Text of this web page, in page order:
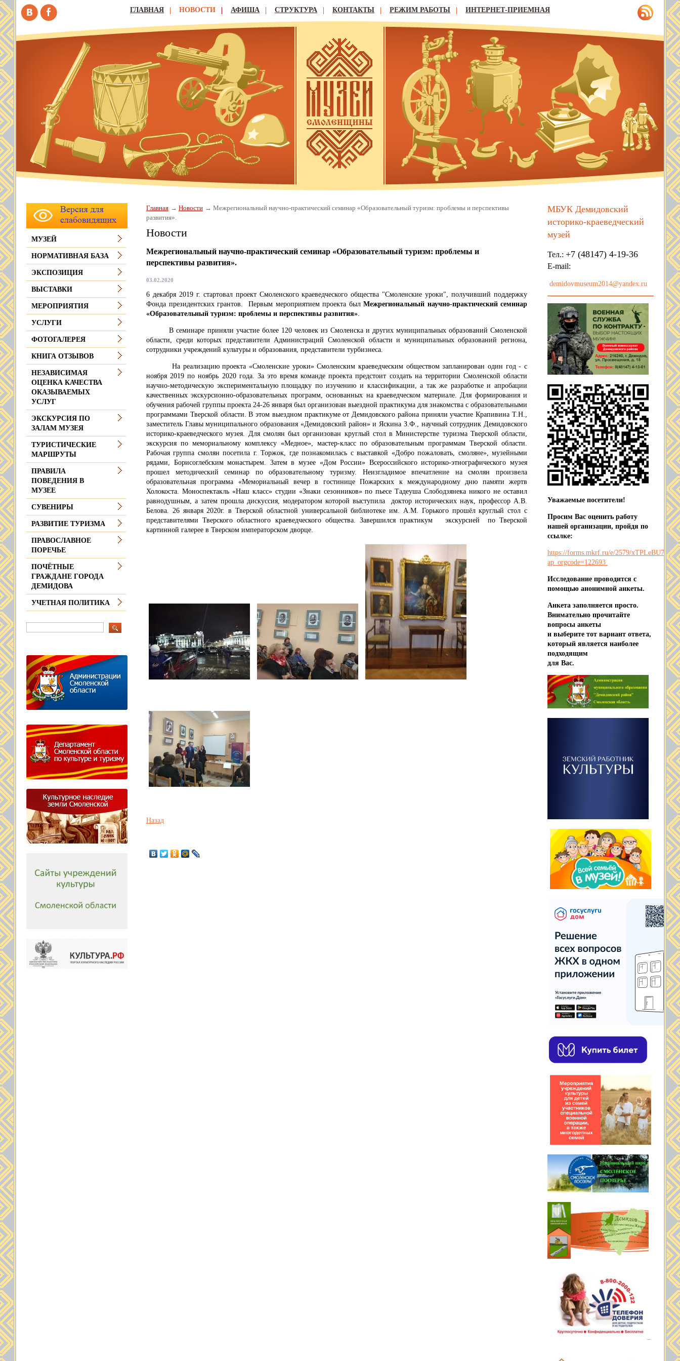
ГЛАВНАЯ НОВОСТИ АФИША СТРУКТУРА КОНТАКТЫ РЕЖИМ РАБОТЫ ИНТЕРНЕТ-ПРИЕМНАЯ
Главная Новости
Межрегиональный научно-практический семинар «Образовательный туризм: проблемы и перспективы
развития».
Новости
Межрегиональный научно-практический семинар «Образовательный туризм: проблемы и
перспективы развития».
03.02.2020
6 декабря 2019 г. стартовал проект Смоленского краеведческого общества "Смоленские уроки", получивший поддержку
Фонда президентских грантов. Первым мероприятием проекта был Межрегиональный научно-практический семинар
«Образовательный туризм: проблемы и перспективы развития»
В семинаре приняли участие более 120 человек из Смоленска и других муниципальных образований Смоленской
области, среди которых представители Администраций Смоленской области и муниципальных образований региона,
сотрудники учреждений культуры и образования, представители турбизнеса.
На реализацию проекта «Смоленские уроки» Смоленским краеведческим обществом запланирован один год - с
ноября 2019 по ноябрь 2020 года. За это время команде проекта предстоит создать на территории Смоленской области
научно-методическую экспериментальную площадку по изучению и классификации, а так же разработке и апробации
качественных экскурсионно-образовательных программ, основанных на краеведческом материале. Для формирования и
обучения рабочей группы проекта 24-26 января был организован выездной практикума для знакомства с образовательными
программами Тверской области. В этом выездном практикуме от Демидовского района приняли участие Крапивина Т.Н.,
заместитель Главы муниципального образования «Демидовский район» и Яскина З.Ф., научный сотрудник Демидовского
историко-краеведческого музея. Для смолян был организован круглый стол в Министерстве туризма Тверской области,
экскурсия по мемориальному комплексу «Медное», мастер-класс по образовательным программам Тверской области.
Рабочая группа смолян посетила г. Торжок, где познакомилась с выставкой «Добро пожаловать, смоляне», музейными
рядами, Борисоглебским монастырем. Затем в музее «Дом России» Всероссийского историко-этнографического музея
прошел методический семинар по образовательному туризму. Неизгладимое впечатление на смолян произвела
образовательная программа «Мемориальный вечер в гостинице Пожарских к международному дню памяти жертв
Холокоста. Моноспектакль «Наш класс» студии «Знаки сезонников» по пьесе Тадеуша Слободзянека никого не оставил
равнодушным, а затем прошла дискуссия, модератором которой выступила доктор исторических наук, профессор А.В.
Белова. 26 января 2020г. в Тверской областной универсальной библиотеке им. А.М. Горького прошёл круглый стол с
представителями Тверского областного краеведческого общества. Завершился практикум экскурсией по Тверской
картинной галерее в Тверском императорском дворце.
Назад
МУЗЕЙ
НОРМАТИВНАЯ БАЗА
ЭКСПОЗИЦИЯ
ВЫСТАВКИ
МЕРОПРИЯТИЯ
УСЛУГИ
ФОТОГАЛЕРЕЯ
КНИГА ОТЗЫВОВ
НЕЗАВИСИМАЯ
ОЦЕНКА КАЧЕСТВА
ОКАЗЫВАЕМЫХ
УСЛУГ
ЭКСКУРСИЯ ПО
ЗАЛАМ МУЗЕЯ
ТУРИСТИЧЕСКИЕ
МАРШРУТЫ
ПРАВИЛА
ПОВЕДЕНИЯ В
МУЗЕЕ
СУВЕНИРЫ
РАЗВИТИЕ ТУРИЗМА
ПРАВОСЛАВНОЕ
ПОРЕЧЬЕ
ПОЧЁТНЫЕ
ГРАЖДАНЕ ГОРОДА
ДЕМИДОВА
УЧЕТНАЯ ПОЛИТИКА
МБУК Демидовский
историко-краеведческий
музей
Тел.: +7 (48147) 4-19-36
E-mail:
demidovmuseum2014@yandex.ru
Уважаемые посетители!
Просим Вас оценить работу
нашей организации, пройдя по
ссылке:
https://forms.mkrf.ru/e/2579/xTPLeBU7/?
ap_orgcode=122693
Исследование проводится с
помощью анонимной анкеты.
Анкета заполняется просто.
Внимательно прочитайте
вопросы анкеты
и выберите тот вариант ответа,
который является наиболее
подходящим
для Вас.